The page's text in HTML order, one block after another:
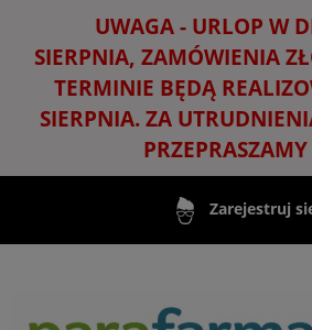
UWAGA - URLOP W
SIERPNIA, ZAMÓWIENIA
TERMINIE BĘDĄ
SIERPNIA. ZA
Zarejestruj